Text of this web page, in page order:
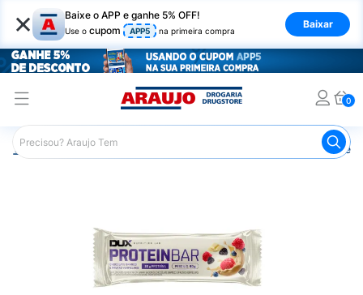
× Baixe o APP e ganhe 5% OFF!
Use o cupom APP5 na primeira compra
Baixar
0
Araujo Nutrição Saudável Barra de